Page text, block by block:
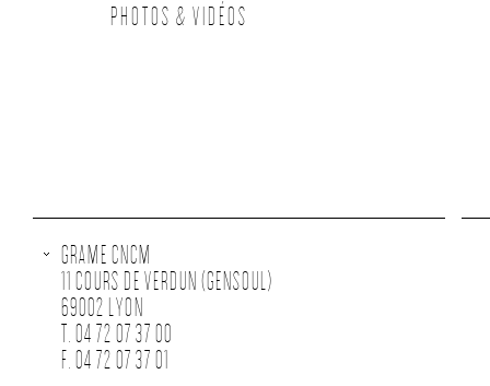
PHOTOS & VIDÉOS
GRAME CNCM
11 COURS DE VERDUN (GENSOUL)
69002 LYON
T. 04 72 07 37 00
F. 04 72 07 37 01